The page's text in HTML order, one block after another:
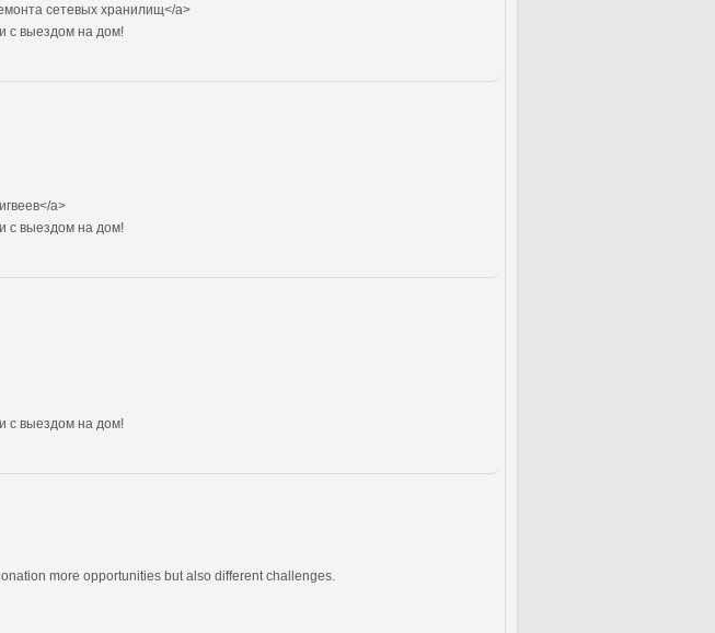
сетевых хранилищ</a>
с выездом на дом!
a>
с выездом на дом!
с выездом на дом!
more opportunities but also different challenges.